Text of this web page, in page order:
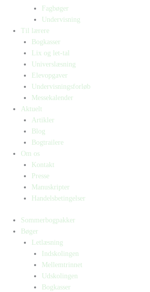
Fagbøger
Undervisning
Til lærere
Bogkasser
Lix og let-tal
Universlæsning
Elevopgaver
Undervisningsforløb
Messekalender
Aktuelt
Artikler
Blog
Bogtrailere
Om os
Kontakt
Presse
Manuskripter
Handelsbetingelser
Sommerbogpakker
Bøger
Letlæsning
Indskolingen
Mellemtrinnet
Udskolingen
Bogkasser